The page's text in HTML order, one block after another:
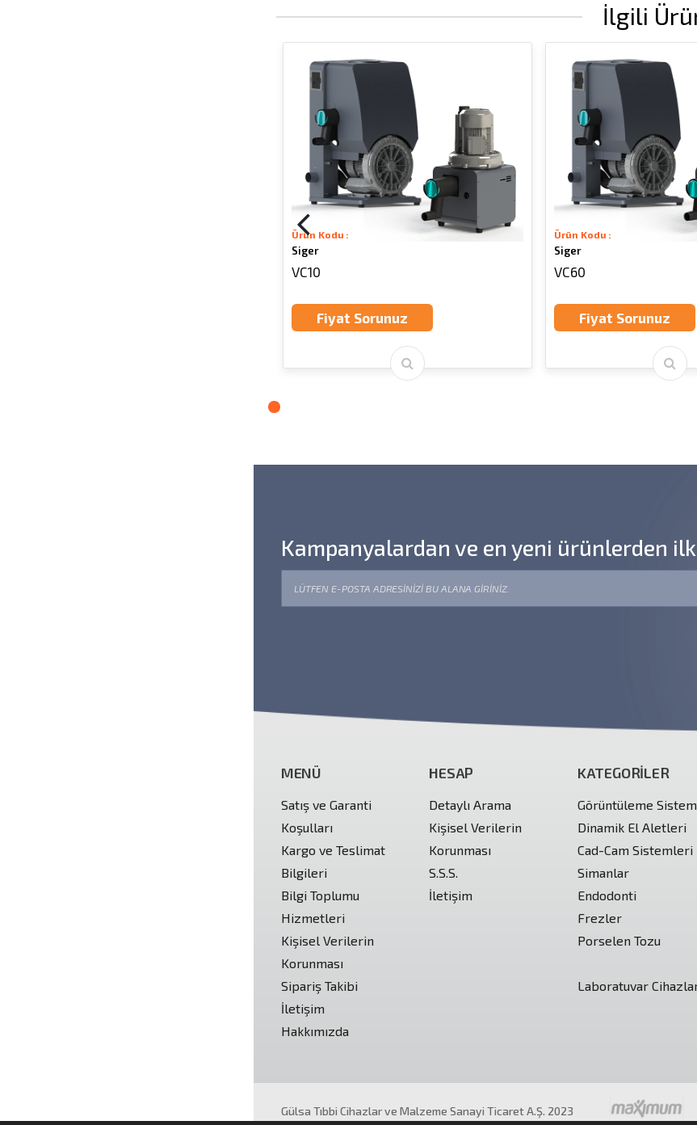
İlgili
Ürün Kodu :
Siger
VC10
Fiyat Sorunuz
Ürün Kodu :
Siger
VC60
Fiyat Sorunuz
Kampanyalardan ve en yeni ürünlerden
MENÜ
Satış ve Garanti
Koşulları
Kargo ve Teslimat
Bilgileri
Bilgi Toplumu
Hizmetleri
Kişisel Verilerin
Korunması
Sipariş Takibi
İletişim
Hakkımızda
HESAP
Detaylı Arama
Kişisel Verilerin
Korunması
S.S.S.
İletişim
KATEGORİLER
Görüntüleme
Dinamik El Aletleri
Cad-Cam Sistemleri
Simanlar
Endodonti
Frezler
Porselen Tozu
Laboratuvar
Gülsa Tıbbi Cihazlar ve Malzeme Sanayi Ticaret A.Ş. 2023